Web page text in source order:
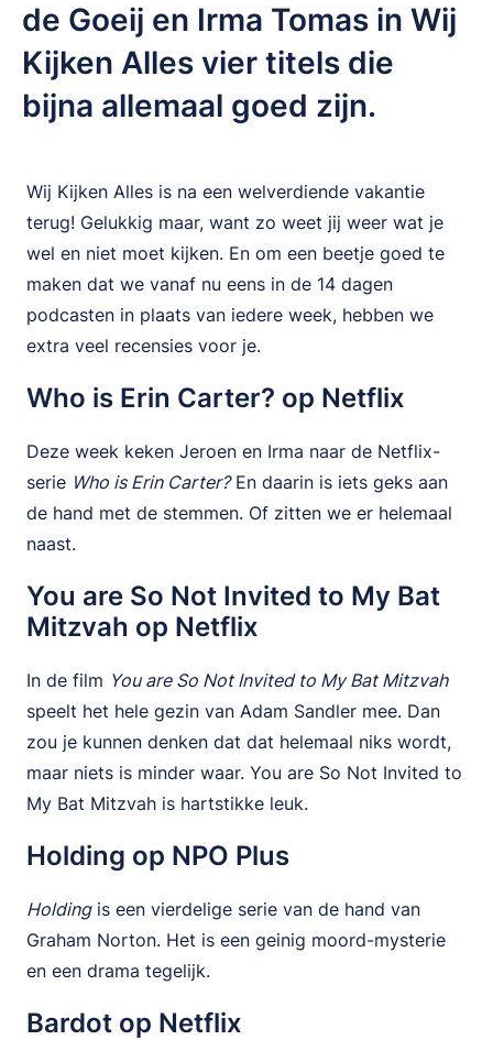
de Goeij en Irma Tomas in Wij
Kijken Alles vier titels die
bijna allemaal goed zijn.
Wij Kijken Alles is na een welverdiende vakantie
terug! Gelukkig maar, want zo weet jij weer wat je
wel en niet moet kijken. En om een beetje goed te
maken dat we vanaf nu eens in de 14 dagen
podcasten in plaats van iedere week, hebben we
extra veel recensies voor je.
Who is Erin Carter? op Netflix
Deze week keken Jeroen en Irma naar de Netflix-
serie Who is Erin Carter?En daarin is iets geks aan
de hand met de stemmen. Of zitten we er helemaal
naast.
You are So Not Invited to My Bat
Mitzvah op Netflix
In de film You are So Not Invited to My Bat Mitzvah
speelt het hele gezin van Adam Sandler mee. Dan
zou je kunnen denken dat dat helemaal niks wordt,
maar niets is minder waar. You are So Not Invited to
My Bat Mitzvah is hartstikke leuk.
Holding op NPO Plus
Holdingis een vierdelige serie van de hand van
Graham Norton. Het is een geinig moord-mysterie
en een drama tegelijk.
Bardot op Netflix